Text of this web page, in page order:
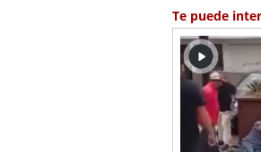
26
seconds
0%
Te puede